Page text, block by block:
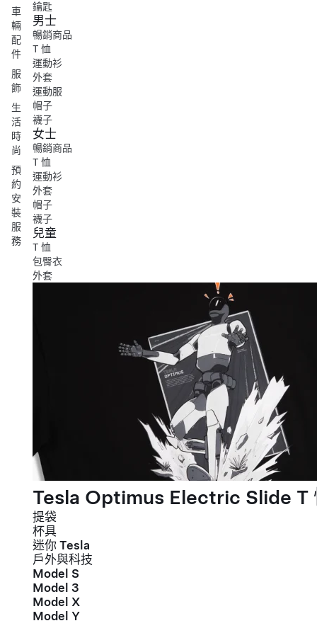
車
輛
配
件
服
飾
生
活
時
尚
預
約
安
裝
服
務
鑰匙
男士
暢銷商品
T 恤
運動衫
外套
運動服
帽子
襪子
女士
暢銷商品
T 恤
運動衫
外套
帽子
襪子
兒童
T 恤
包臀衣
外套
Tesla Optimus Electric Slide T
提袋
杯具
迷你 Tesla
戶外與科技
Model S
Model 3
Model X
Model Y